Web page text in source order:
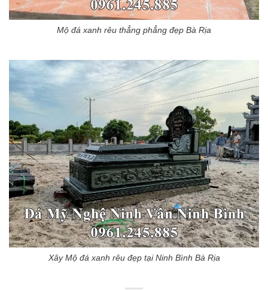
Mộ đá xanh rêu thẳng phẳng đẹp Bà Rịa
Xây Mộ đá xanh rêu đẹp tại Ninh Bình Bà Rịa